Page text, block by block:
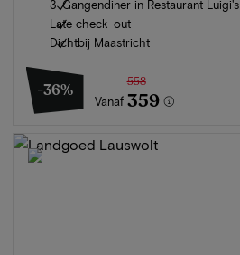
3-Gangendiner in Restaurant Luigi's
Late check-out
Dichtbij Maastricht
-36%
Vanaf
558
359